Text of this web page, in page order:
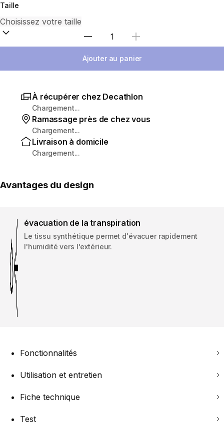
Taille
Sélectionnez la quantité
Ajouter au panier
À récupérer chez Decathlon
Chargement...
Ramassage près de chez vous
Chargement...
Livraison à domicile
Chargement...
Avantages du design
évacuation de la transpiration
Le tissu synthétique permet d'évacuer rapidement
l'humidité vers l'extérieur.
Fonctionnalités
Utilisation et entretien
Fiche technique
Test